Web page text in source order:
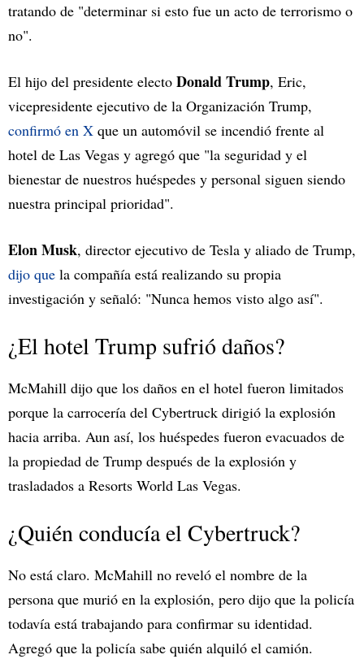
tratando de "determinar si esto fue un acto de terrorismo o
no".
El hijo del presidente electo Donald Trump, Eric,
vicepresidente ejecutivo de la Organización Trump,
confirmó en X que un automóvil se incendió frente al
hotel de Las Vegas y agregó que "la seguridad y el
bienestar de nuestros huéspedes y personal siguen siendo
nuestra principal prioridad".
Elon Musk, director ejecutivo de Tesla y aliado de Trump,
dijo que la compañía está realizando su propia
investigación y señaló: "Nunca hemos visto algo así".
¿El hotel Trump sufrió daños?
McMahill dijo que los daños en el hotel fueron limitados
porque la carrocería del Cybertruck dirigió la explosión
hacia arriba. Aun así, los huéspedes fueron evacuados de
la propiedad de Trump después de la explosión y
trasladados a Resorts World Las Vegas.
¿Quién conducía el Cybertruck?
No está claro. McMahill no reveló el nombre de la
persona que murió en la explosión, pero dijo que la policía
todavía está trabajando para confirmar su identidad.
Agregó que la policía sabe quién alquiló el camión.